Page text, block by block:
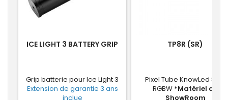
ICE LIGHT 3 BATTERY GRIP
Grip batterie pour Ice Light 3
Extension de garantie 3 ans
inclue
TP8R (SR)
Pixel Tube KnowLed 83W
RGBW *Matériel de
ShowRoom